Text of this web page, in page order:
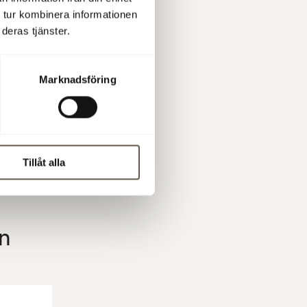
kombinera informationen
tjänster.
Marknadsföring
Tillåt alla
16
och
och